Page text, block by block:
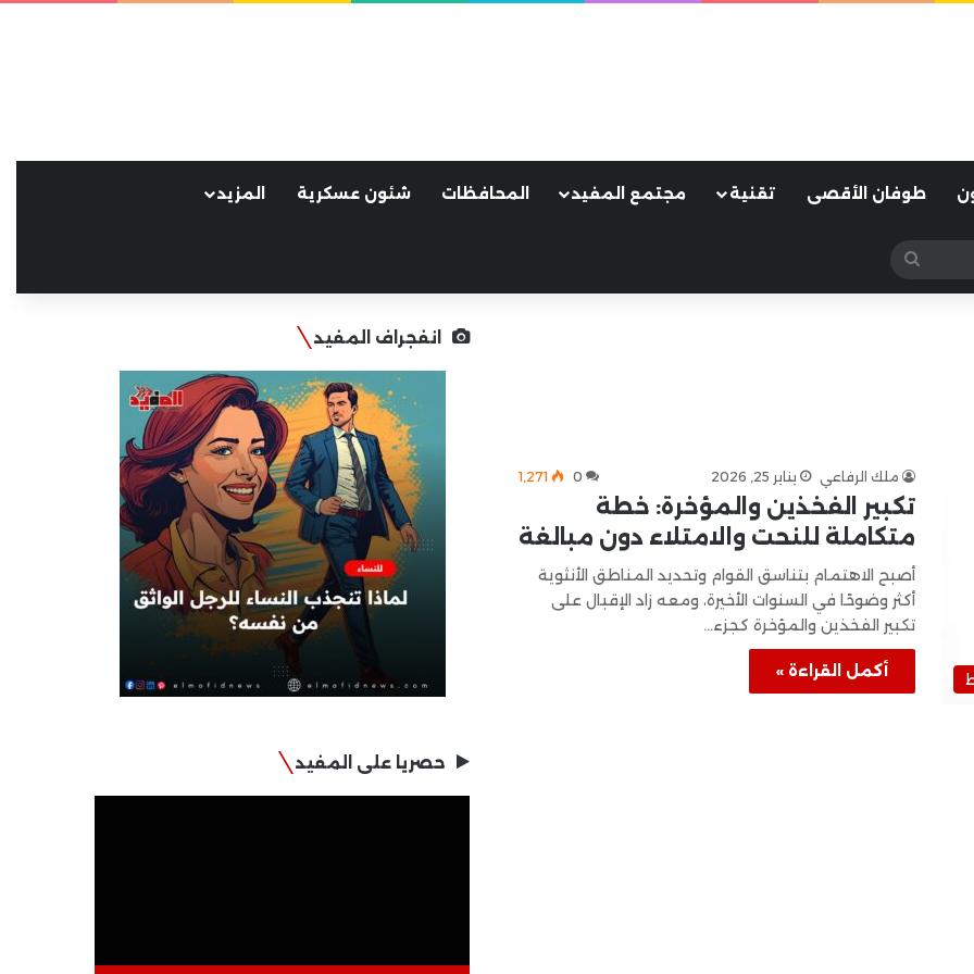
طوفان الأقصى تقنية مجتمع المفيد المحافظات شئون عسكرية المزيد
بحث
عن
ملك الرفاعي يناير 25, 2026 0 1٬271
تكبير الفخذين والمؤخرة: خطة
متكاملة للنحت والامتلاء دون مبالغة
أصبح الاهتمام بتناسق القوام وتحديد المناطق الأنثوية
أكثر وضوحًا في السنوات الأخيرة، ومعه زاد الإقبال على
تكبير الفخذين والمؤخرة كجزء…
أكمل القراءة »
انفجراف المفيد
حصريا على المفيد